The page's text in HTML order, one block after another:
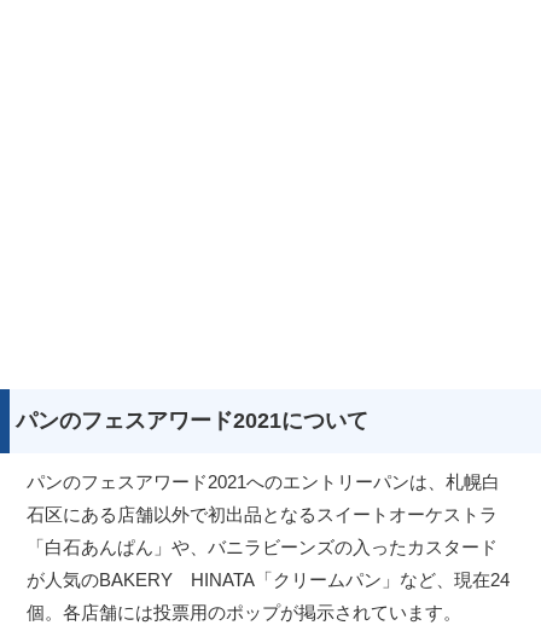
パンのフェスアワード2021について
パンのフェスアワード2021へのエントリーパンは、札幌白
石区にある店舗以外で初出品となるスイートオーケストラ
「白石あんぱん」や、バニラビーンズの入ったカスタード
が人気のBAKERY HINATA「クリームパン」など、現在24
個。各店舗には投票用のポップが掲示されています。